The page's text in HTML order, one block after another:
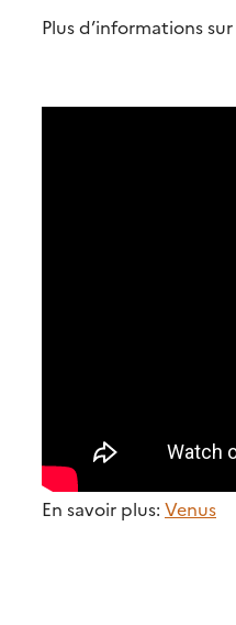
Plus d’informations sur
En savoir plus: Venus